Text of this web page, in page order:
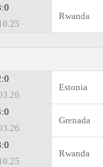
Rwanda
Estonia
Grenada
Rwanda